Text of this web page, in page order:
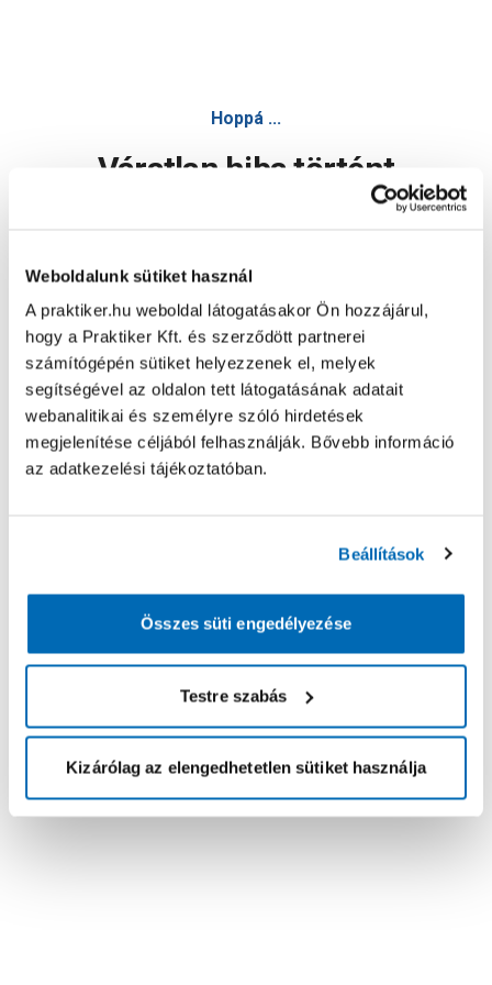
Weboldalunk sütiket használ
A praktiker.hu weboldal látogatásakor Ön hozzájárul,
hogy a Praktiker Kft. és szerződött partnerei
számítógépén sütiket helyezzenek el, melyek
segítségével az oldalon tett látogatásának adatait
webanalitikai és személyre szóló hirdetések
megjelenítése céljából felhasználják. Bővebb információ
az adatkezelési tájékoztatóban.
Beállítások
Összes süti engedélyezése
Testre szabás
Kizárólag az elengedhetetlen sütiket használja
Hoppá ...
Váratlan hiba történt
Oldal újratöltése